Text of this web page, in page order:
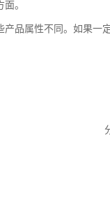
。
品属性不同。如果一